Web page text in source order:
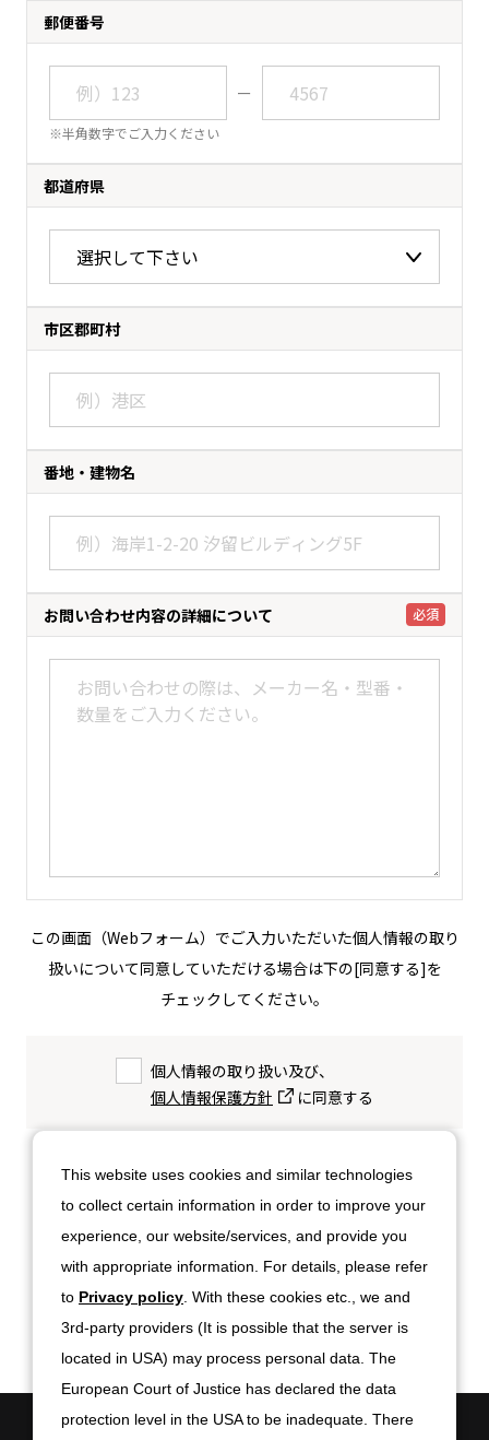
郵便番号
ー
※半角数字でご入力ください
都道府県
市区郡町村
番地・建物名
お問い合わせ内容の詳細について 必須
この画面（Webフォーム）でご入力いただいた個人情報の取り
扱いについて同意していただける場合は下の[同意する]を
チェックしてください。
個人情報の取り扱い及び、
個人情報保護方針
に同意する
「確認する」ボタンをクリックしてください。
入力内容を確認する
This website uses cookies and similar technologies
to collect certain information in order to improve your
experience, our website/services, and provide you
with appropriate information. For details, please refer
to Privacy policy . With these cookies etc., we and
3rd-party providers (It is possible that the server is
located in USA) may process personal data. The
European Court of Justice has declared the data
protection level in the USA to be inadequate. There